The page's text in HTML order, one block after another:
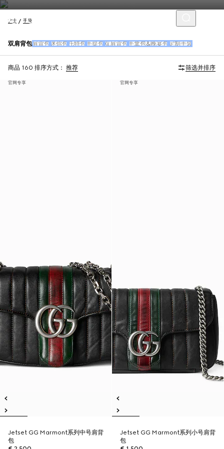
女士 手袋
双肩背包肩背包 迷你包 托特包 手提包 双肩背包 手拿包&晚宴包 定制手袋
商品 160 排序方式： 推荐 筛选并排序
官网专享
Jetset GG Marmont系列中号肩背
包
官网专享
Jetset GG Marmont系列小号肩背
包